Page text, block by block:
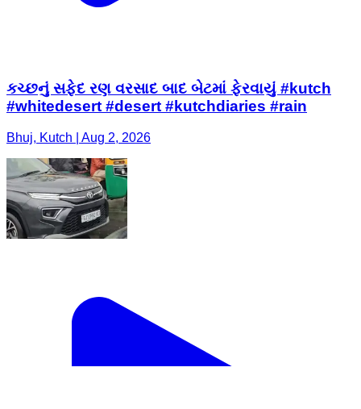
કચ્છનું સફેદ રણ વરસાદ બાદ બેટમાં ફેરવાયું #kutch
#whitedesert #desert #kutchdiaries #rain
Bhuj, Kutch | Aug 2, 2026